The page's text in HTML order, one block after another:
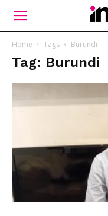
Home Tags Burundi
Tag: Burundi